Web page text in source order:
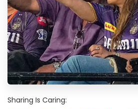
Sharing Is Caring: